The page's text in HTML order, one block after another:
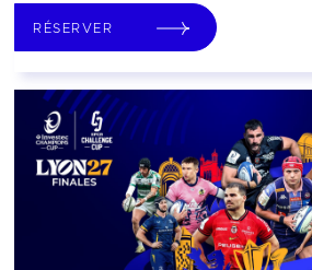
RÉSERVER